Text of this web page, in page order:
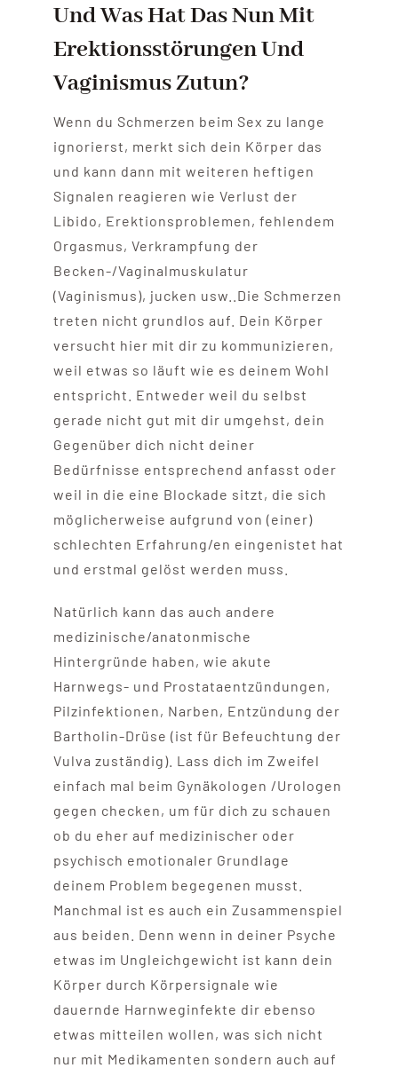
Und Was Hat Das Nun Mit
Erektionsstörungen Und
Vaginismus Zutun?
Wenn du Schmerzen beim Sex zu lange
ignorierst, merkt sich dein Körper das
und kann dann mit weiteren heftigen
Signalen reagieren wie Verlust der
Libido, Erektionsproblemen, fehlendem
Orgasmus, Verkrampfung der
Becken-/Vaginalmuskulatur
(Vaginismus), jucken usw..Die Schmerzen
treten nicht grundlos auf. Dein Körper
versucht hier mit dir zu kommunizieren,
weil etwas so läuft wie es deinem Wohl
entspricht. Entweder weil du selbst
gerade nicht gut mit dir umgehst, dein
Gegenüber dich nicht deiner
Bedürfnisse entsprechend anfasst oder
weil in die eine Blockade sitzt, die sich
möglicherweise aufgrund von (einer)
schlechten Erfahrung/en eingenistet hat
und erstmal gelöst werden muss.
Natürlich kann das auch andere
medizinische/anatonmische
Hintergründe haben, wie akute
Harnwegs- und Prostataentzündungen,
Pilzinfektionen, Narben, Entzündung der
Bartholin-Drüse (ist für Befeuchtung der
Vulva zuständig). Lass dich im Zweifel
einfach mal beim Gynäkologen /Urologen
gegen checken, um für dich zu schauen
ob du eher auf medizinischer oder
psychisch emotionaler Grundlage
deinem Problem begegenen musst.
Manchmal ist es auch ein Zusammenspiel
aus beiden. Denn wenn in deiner Psyche
etwas im Ungleichgewicht ist kann dein
Körper durch Körpersignale wie
dauernde Harnweginfekte dir ebenso
etwas mitteilen wollen, was sich nicht
nur mit Medikamenten sondern auch auf